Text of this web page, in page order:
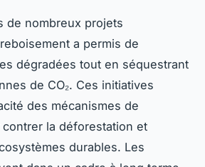
de nombreux projets
a permis de
dégradées tout en séquestrant
de CO₂. Ces initiatives
des mécanismes de
la déforestation et
durables. Les